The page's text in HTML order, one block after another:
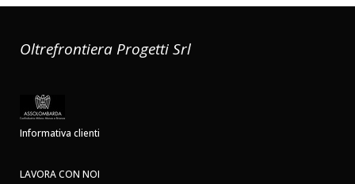
Oltrefrontiera Progetti Srl
Informativa clienti
LAVORA CON NOI